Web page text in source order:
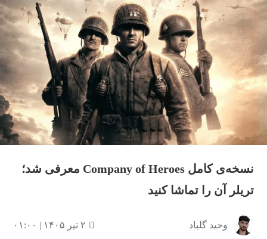
نسخه‌ی کامل Company of Heroes معرفی شد؛
تریلر آن را تماشا کنید
وحید گلباد ۲ تیر ۱۴۰۵ | ۰۱:۰۰